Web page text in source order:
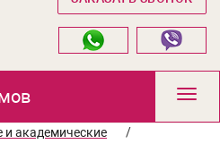
академические
/